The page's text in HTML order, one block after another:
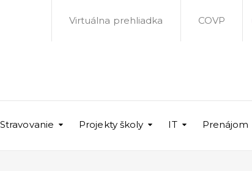
Virtuálna prehliadka COVP
Stravovanie Projekty školy IT Prenájom